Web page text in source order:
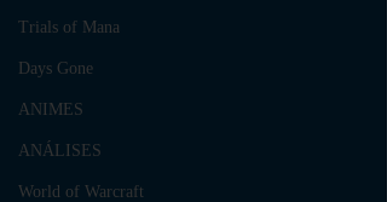
Trials of Mana
Days Gone
ANIMES
ANÁLISES
World of Warcraft